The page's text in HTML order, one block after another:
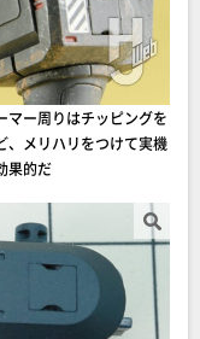
ー周りはチッピングを
、メリハリをつけて実機
果的だ